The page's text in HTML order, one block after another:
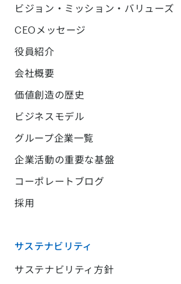
ビジョン・ミッション・バリューズ
CEOメッセージ
役員紹介
会社概要
価値創造の歴史
ビジネスモデル
グループ企業一覧
企業活動の重要な基盤
コーポレートブログ
採用
サステナビリティ
サステナビリティ方針